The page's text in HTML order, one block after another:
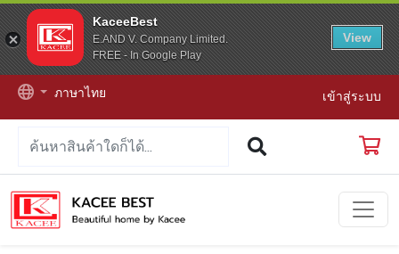
KaceeBest
E.AND V. Company Limited.
FREE - In Google Play
View
ภาษาไทย เข้าสู่ระบบ